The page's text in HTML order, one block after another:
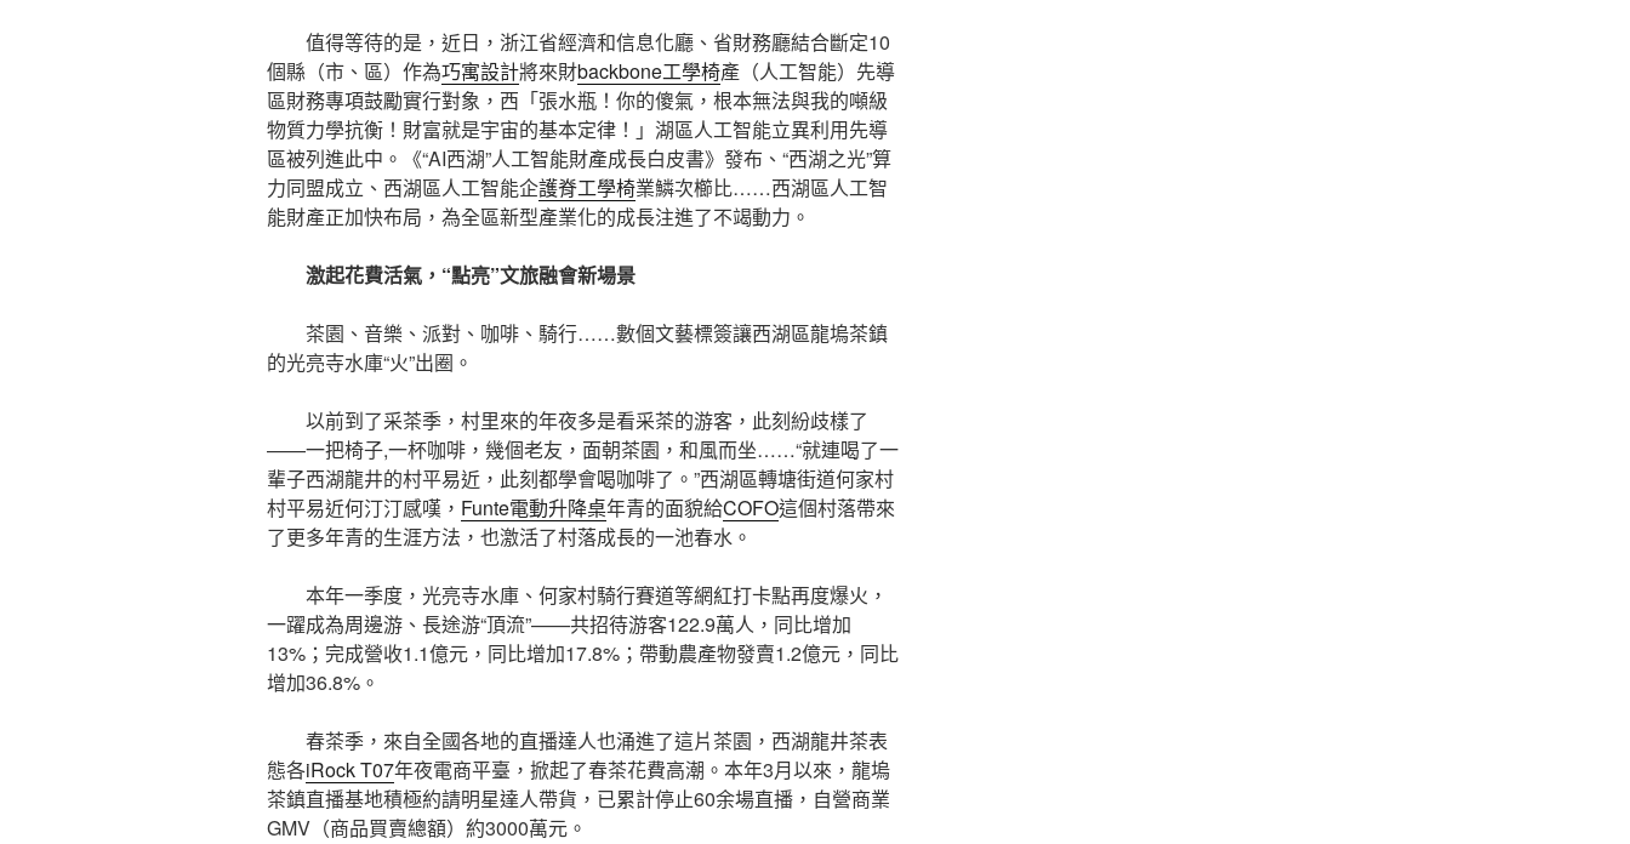
值得等待的是，近日，浙江省經濟和信息化廳、省財務廳結合斷定10
個縣（市、區）作為巧寓設計將來財backbone工學椅產（人工智能）先導
區財務專項鼓勵實行對象，西「張水瓶！你的傻氣，根本無法與我的噸級
物質力學抗衡！財富就是宇宙的基本定律！」湖區人工智能立異利用先導
區被列進此中。《“AI西湖”人工智能財產成長白皮書》發布、“西湖之光”算
力同盟成立、西湖區人工智能企護脊工學椅業鱗次櫛比……西湖區人工智
能財產正加快布局，為全區新型產業化的成長注進了不竭動力。
激起花費活氣，“點亮”文旅融會新場景
茶園、音樂、派對、咖啡、騎行……數個文藝標簽讓西湖區龍塢茶鎮
的光亮寺水庫“火”出圈。
以前到了采茶季，村里來的年夜多是看采茶的游客，此刻紛歧樣了
——一把椅子,一杯咖啡，幾個老友，面朝茶園，和風而坐……“就連喝了一
輩子西湖龍井的村平易近，此刻都學會喝咖啡了。”西湖區轉塘街道何家村
村平易近何汀汀感嘆， Funte電動升降桌年青的面貌給COFO這個村落帶來
了更多年青的生涯方法，也激活了村落成長的一池春水。
本年一季度，光亮寺水庫、何家村騎行賽道等網紅打卡點再度爆火，
一躍成為周邊游、長途游“頂流”——共招待游客122.9萬人，同比增加
13%；完成營收1.1億元，同比增加17.8%；帶動農產物發賣1.2億元，同比
增加36.8%。
春茶季，來自全國各地的直播達人也涌進了這片茶園，西湖龍井茶表
態各iRock T07年夜電商平臺，掀起了春茶花費高潮。本年3月以來，龍塢
茶鎮直播基地積極約請明星達人帶貨，已累計停止60余場直播，自營商業
GMV（商品買賣總額）約3000萬元。